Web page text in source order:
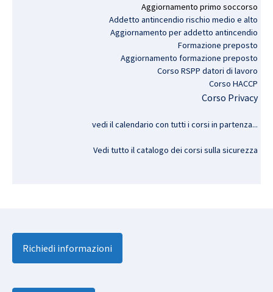
Aggiornamento primo soccorso
Addetto antincendio rischio medio e alto
Aggiornamento per addetto antincendio
Formazione preposto
Aggiornamento formazione preposto
Corso RSPP datori di lavoro
Corso HACCP
Corso Privacy
vedi il calendario con tutti i corsi in partenza...
Vedi tutto il catalogo dei corsi sulla sicurezza
Richiedi informazioni